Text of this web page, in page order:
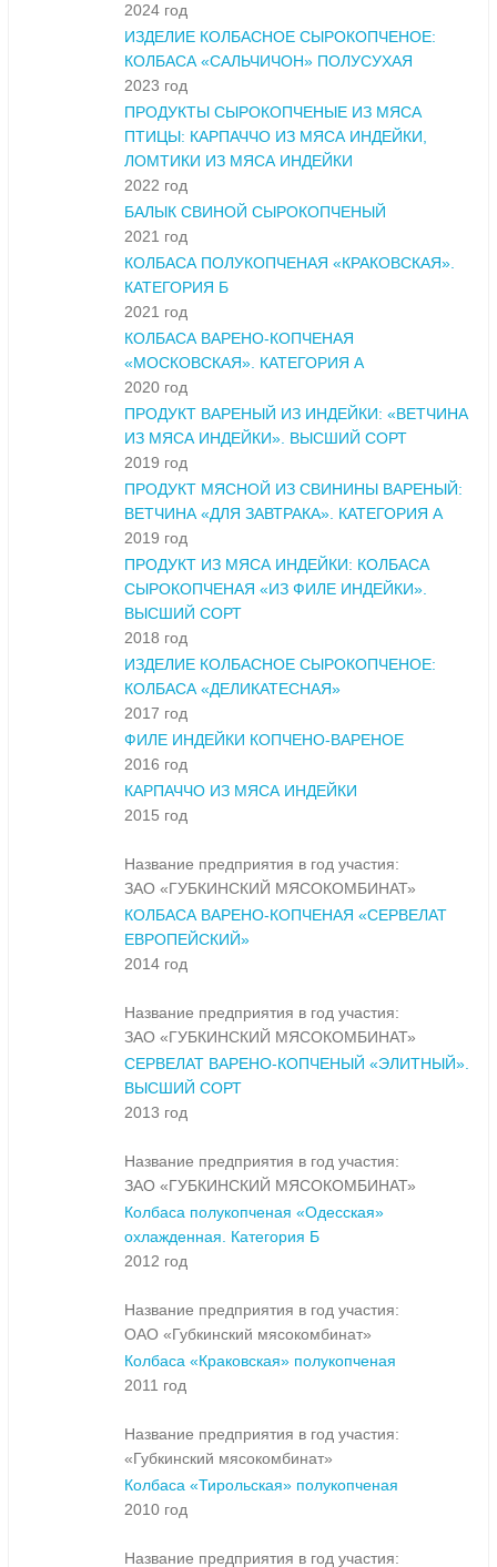
2024 год
ИЗДЕЛИЕ КОЛБАСНОЕ СЫРОКОПЧЕНОЕ:
КОЛБАСА «САЛЬЧИЧОН» ПОЛУСУХАЯ
2023 год
ПРОДУКТЫ СЫРОКОПЧЕНЫЕ ИЗ МЯСА
ПТИЦЫ: КАРПАЧЧО ИЗ МЯСА ИНДЕЙКИ,
ЛОМТИКИ ИЗ МЯСА ИНДЕЙКИ
2022 год
БАЛЫК СВИНОЙ СЫРОКОПЧЕНЫЙ
2021 год
КОЛБАСА ПОЛУКОПЧЕНАЯ «КРАКОВСКАЯ».
КАТЕГОРИЯ Б
2021 год
КОЛБАСА ВАРЕНО-КОПЧЕНАЯ
«МОСКОВСКАЯ». КАТЕГОРИЯ А
2020 год
ПРОДУКТ ВАРЕНЫЙ ИЗ ИНДЕЙКИ: «ВЕТЧИНА
ИЗ МЯСА ИНДЕЙКИ». ВЫСШИЙ СОРТ
2019 год
ПРОДУКТ МЯСНОЙ ИЗ СВИНИНЫ ВАРЕНЫЙ:
ВЕТЧИНА «ДЛЯ ЗАВТРАКА». КАТЕГОРИЯ А
2019 год
ПРОДУКТ ИЗ МЯСА ИНДЕЙКИ: КОЛБАСА
СЫРОКОПЧЕНАЯ «ИЗ ФИЛЕ ИНДЕЙКИ».
ВЫСШИЙ СОРТ
2018 год
ИЗДЕЛИЕ КОЛБАСНОЕ СЫРОКОПЧЕНОЕ:
КОЛБАСА «ДЕЛИКАТЕСНАЯ»
2017 год
ФИЛЕ ИНДЕЙКИ КОПЧЕНО-ВАРЕНОЕ
2016 год
КАРПАЧЧО ИЗ МЯСА ИНДЕЙКИ
2015 год
Название предприятия в год участия:
ЗАО «ГУБКИНСКИЙ МЯСОКОМБИНАТ»
КОЛБАСА ВАРЕНО-КОПЧЕНАЯ «СЕРВЕЛАТ
ЕВРОПЕЙСКИЙ»
2014 год
Название предприятия в год участия:
ЗАО «ГУБКИНСКИЙ МЯСОКОМБИНАТ»
СЕРВЕЛАТ ВАРЕНО-КОПЧЕНЫЙ «ЭЛИТНЫЙ».
ВЫСШИЙ СОРТ
2013 год
Название предприятия в год участия:
ЗАО «ГУБКИНСКИЙ МЯСОКОМБИНАТ»
Колбаса полукопченая «Одесская»
охлажденная. Категория Б
2012 год
Название предприятия в год участия:
ОАО «Губкинский мясокомбинат»
Колбаса «Краковская» полукопченая
2011 год
Название предприятия в год участия:
«Губкинский мясокомбинат»
Колбаса «Тирольская» полукопченая
2010 год
Название предприятия в год участия: